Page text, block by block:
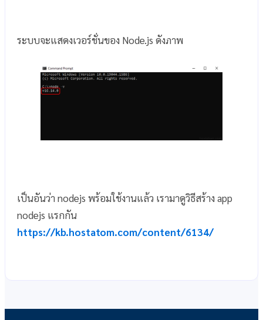
ระบบจะแสดงเวอร์ชั่นของ Node.js ดังภาพ
เป็นอันว่า nodejs พร้อมใช้งานแล้ว เรามาดูวิธีสร้าง app
nodejs แรกกัน
https://kb.hostatom.com/content/6134/